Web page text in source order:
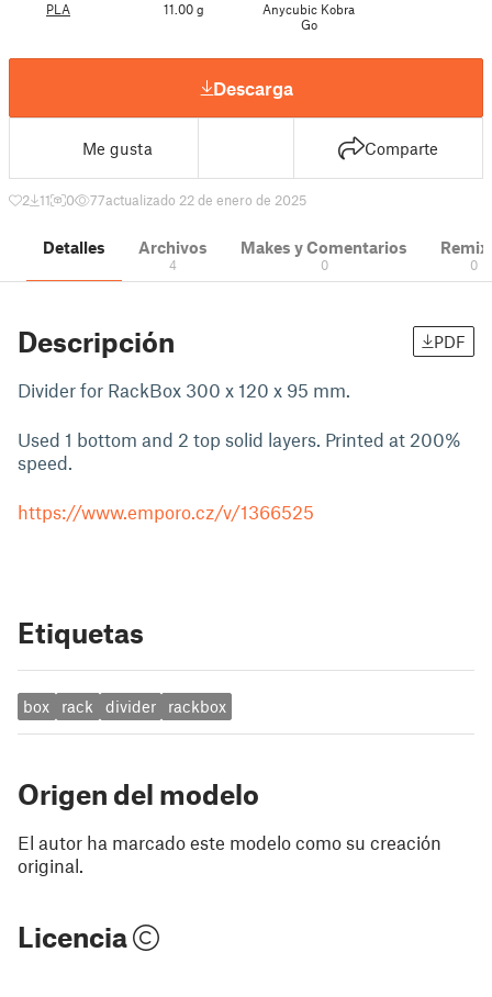
PLA 11.00 g
Anycubic Kobra
Go
Descarga
Me gusta Comparte
2 11 0 77actualizado 22 de enero de 2025
Detalles Archivos
4
Makes y Comentarios
0 0
Descripción PDF
Divider for RackBox 300 x 120 x 95 mm.
Used 1 bottom and 2 top solid layers. Printed at 200%
speed.
https://www.emporo.cz/v/1366525
Etiquetas
box rack divider rackbox
Origen del modelo
El autor ha marcado este modelo como su creación
original.
Licencia